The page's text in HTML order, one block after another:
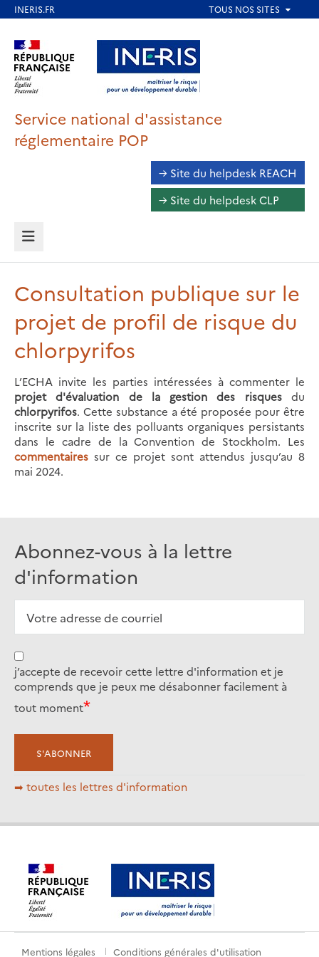
contenu
principal
Aller au contenu Aller au menu
Aller au pied de page
Service national d'assistance
réglementaire POP
Accéder
→ Site du helpdesk REACH
→ Site du helpdesk CLP
MENU
Consultation publique sur le
projet de profil de risque du
chlorpyrifos
L’ECHA invite les parties intéressées à commenter le
projet d'évaluation de la gestion des risquesdu
chlorpyrifos. Cette substance a été proposée pour être
inscrite sur la liste des polluants organiques persistants
dans le cadre de la Convention de Stockholm. Les
commentaires sur ce projet sont attendus jusqu’au 8
mai 2024.
Abonnez-vous à la lettre
d'information
j’accepte de recevoir cette lettre d'information et je
comprends que je peux me désabonner facilement à
tout moment
➡ toutes les lettres d'information
Mentions légales Conditions générales d'utilisation